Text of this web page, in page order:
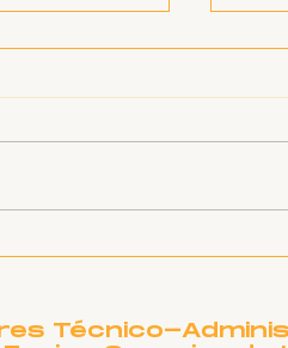
RSC
Técnico-